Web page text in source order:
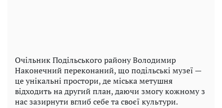
Очільник Подільського району Володимир
Наконечний переконаний, що подільські музеї —
це унікальні простори, де міська метушня
відходить на другий план, даючи змогу кожному з
нас зазирнути вглиб себе та своєї культури.